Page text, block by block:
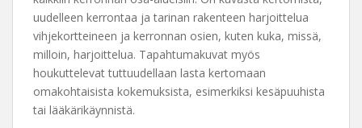
uudelleen kerrontaa ja tarinan rakenteen harjoittelua
vihjekortteineen ja kerronnan osien, kuten kuka, missä,
milloin, harjoittelua. Tapahtumakuvat myös
houkuttelevat tuttuudellaan lasta kertomaan
omakohtaisista kokemuksista, esimerkiksi kesäpuuhista
tai lääkärikäynnistä.